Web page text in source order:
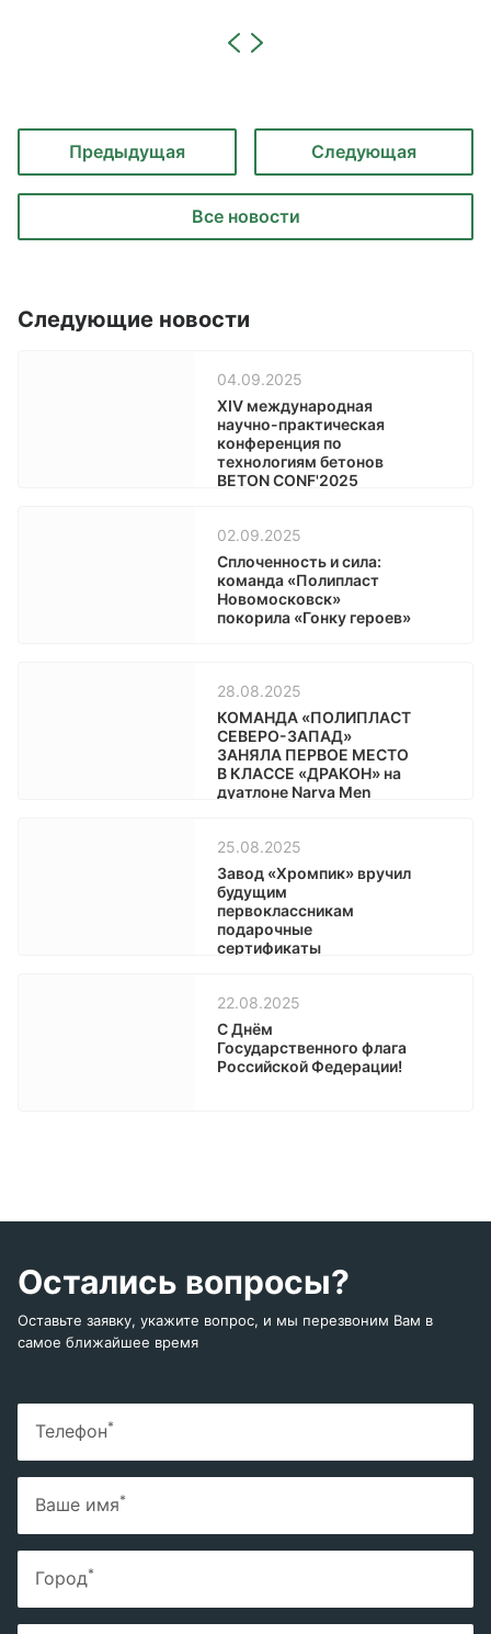
Предыдущая Следующая
Все новости
Следующие новости
04.09.2025
XIV международная
научно-практическая
конференция по
технологиям бетонов
BETON CONF'2025
02.09.2025
Сплоченность и сила:
команда «Полипласт
Новомосковск»
покорила «Гонку героев»
28.08.2025
КОМАНДА «ПОЛИПЛАСТ
СЕВЕРО-ЗАПАД»
ЗАНЯЛА ПЕРВОЕ МЕСТО
В КЛАССЕ «ДРАКОН» на
дуатлоне Narva Men
25.08.2025
Завод «Хромпик» вручил
будущим
первоклассникам
подарочные
сертификаты
22.08.2025
С Днём
Государственного флага
Российской Федерации!
Остались вопросы?
Оставьте заявку, укажите вопрос, и мы перезвоним Вам в
самое ближайшее время
Телефон*
Ваше имя*
Город*